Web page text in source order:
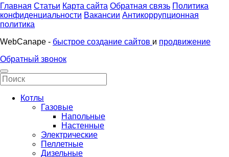
Главная Статьи Карта сайта Обратная связь Политика
конфиденциальности Вакансии Антикоррупционная
политика
WebCanape - быстрое создание сайтов и продвижение
Обратный звонок
Котлы
Газовые
Напольные
Настенные
Электрические
Пеллетные
Дизельные